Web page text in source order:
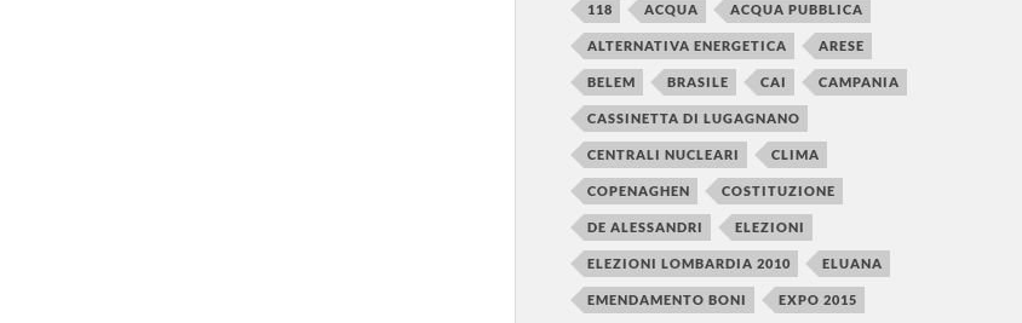
118 ACQUA ACQUA PUBBLICA
ALTERNATIVA ENERGETICA ARESE
BELEM BRASILE CAI CAMPANIA
CASSINETTA DI LUGAGNANO
CENTRALI NUCLEARI CLIMA
COPENAGHEN COSTITUZIONE
DE ALESSANDRI ELEZIONI
ELEZIONI LOMBARDIA 2010 ELUANA
EMENDAMENTO BONI EXPO 2015